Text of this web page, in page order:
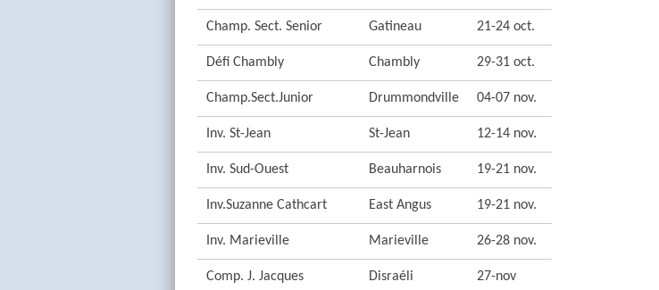
Champ. Sect. Senior Gatineau 21-24 oct.
Défi Chambly Chambly 29-31 oct.
Champ.Sect.Junior Drummondville 04-07 nov.
Inv. St-Jean St-Jean 12-14 nov.
Inv. Sud-Ouest Beauharnois 19-21 nov.
Inv.Suzanne Cathcart East Angus 19-21 nov.
Inv. Marieville Marieville 26-28 nov.
Comp. J. Jacques Disraéli 27-nov